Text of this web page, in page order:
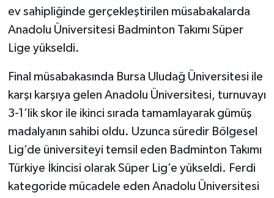
ev sahipliğinde gerçekleştirilen müsabakalarda
Anadolu Üniversitesi Badminton Takımı Süper
Lige yükseldi.
Final müsabakasında Bursa Uludağ Üniversitesi ile
karşı karşıya gelen Anadolu Üniversitesi, turnuvayı
3-1’lik skor ile ikinci sırada tamamlayarak gümüş
madalyanın sahibi oldu. Uzunca süredir Bölgesel
Lig’de üniversiteyi temsil eden Badminton Takımı
Türkiye İkincisi olarak Süper Lig’e yükseldi. Ferdi
kategoride mücadele eden Anadolu Üniversitesi